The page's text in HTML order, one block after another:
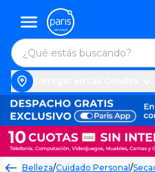
Belleza/Cuidado Personal/